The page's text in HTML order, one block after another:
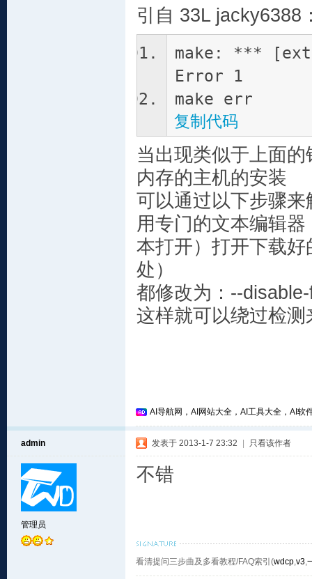
引自 33L jacky6388
make: ***
Error 1
make err
复制代码
当出现类似于上面
内存的主机的安装
可以通过以下步骤来
用专门的文本编辑
本打开）打开下载
处）
都修改为：--
这样就可以绕过检测
AI导航网，AI网站大全，AI工具大全，AI软
admin
管理员
发表于 2013-1-7 23:32 只看该作者
不错
看清提问三步曲及多看教程/FAQ索引(wdcp,v3,